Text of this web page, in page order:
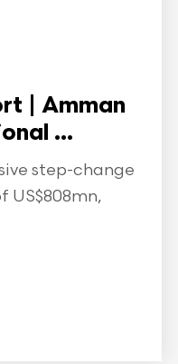
| Amman
...
step-change
US$808mn,